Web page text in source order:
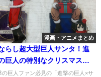
漫画・アニメまとめ
らし超大型巨人サンタ！進
巨人の特別なクリスマスイ
ト
の巨人ファン必見の「進撃の巨人×サ